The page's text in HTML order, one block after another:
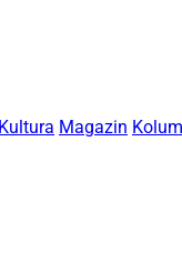
Kultura Magazin